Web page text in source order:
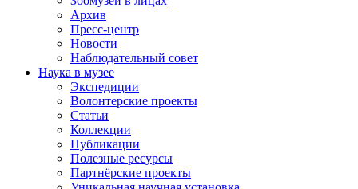
Архив
Пресс-центр
Новости
Наблюдательный совет
Наука в музее
Экспедиции
Волонтерские проекты
Статьи
Коллекции
Публикации
Полезные ресурсы
Партнёрские проекты